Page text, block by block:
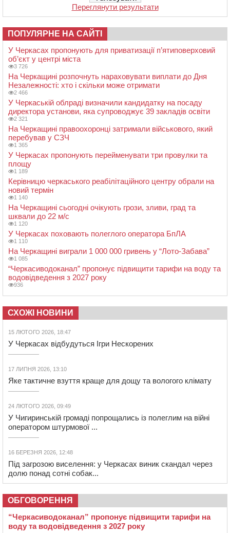
Переглянути результати
ПОПУЛЯРНЕ НА САЙТІ
У Черкасах пропонують для приватизації п’ятиповерховий
об’єкт у центрі міста
3 726
На Черкащині розпочнуть нараховувати виплати до Дня
Незалежності: хто і скільки може отримати
2 466
У Черкаській облраді визначили кандидатку на посаду
директора установи, яка супроводжує 39 закладів освіти
2 321
На Черкащині правоохоронці затримали військового, який
перебував у СЗЧ
1 365
У Черкасах пропонують перейменувати три провулки та
площу
1 189
Керівницю черкаського реабілітаційного центру обрали на
новий термін
1 140
На Черкащині сьогодні очікують грози, зливи, град та
шквали до 22 м/с
1 120
У Черкасах поховають полеглого оператора БпЛА
1 110
На Черкащині виграли 1 000 000 гривень у “Лото-Забава”
1 085
“Черкасиводоканал” пропонує підвищити тарифи на воду та
водовідведення з 2027 року
936
СХОЖІ НОВИНИ
15 ЛЮТОГО 2026, 18:47
У Черкасах відбудуться Ігри Нескорених
17 ЛИПНЯ 2026, 13:10
Яке тактичне взуття краще для дощу та вологого клімату
24 ЛЮТОГО 2026, 09:49
У Чигиринській громаді попрощались із полеглим на війні
оператором штурмової ...
16 БЕРЕЗНЯ 2026, 12:48
Під загрозою виселення: у Черкасах виник скандал через
долю понад сотні собак...
ОБГОВОРЕННЯ
“Черкасиводоканал” пропонує підвищити тарифи на
воду та водовідведення з 2027 року